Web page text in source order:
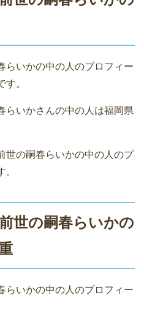
らいかの中の人のプロフィー
す。
らいかさんの中の人は福岡県
世の嗣春らいかの中の人のプ
世の嗣春らいかの
らいかの中の人のプロフィー